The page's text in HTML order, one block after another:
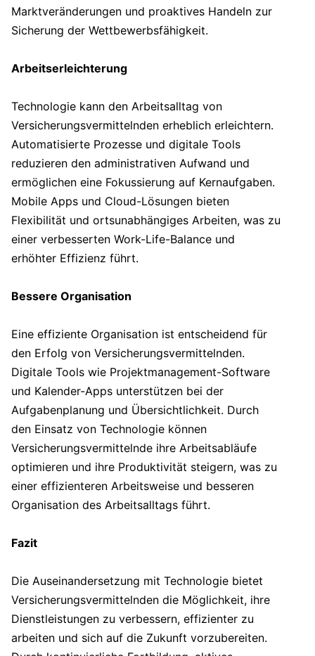
Marktveränderungen und proaktives Handeln zur
Sicherung der Wettbewerbsfähigkeit.
Arbeitserleichterung
Technologie kann den Arbeitsalltag von
Versicherungsvermittelnden erheblich erleichtern.
Automatisierte Prozesse und digitale Tools
reduzieren den administrativen Aufwand und
ermöglichen eine Fokussierung auf Kernaufgaben.
Mobile Apps und Cloud-Lösungen bieten
Flexibilität und ortsunabhängiges Arbeiten, was zu
einer verbesserten Work-Life-Balance und
erhöhter Effizienz führt.
Bessere Organisation
Eine effiziente Organisation ist entscheidend für
den Erfolg von Versicherungsvermittelnden.
Digitale Tools wie Projektmanagement-Software
und Kalender-Apps unterstützen bei der
Aufgabenplanung und Übersichtlichkeit. Durch
den Einsatz von Technologie können
Versicherungsvermittelnde ihre Arbeitsabläufe
optimieren und ihre Produktivität steigern, was zu
einer effizienteren Arbeitsweise und besseren
Organisation des Arbeitsalltags führt.
Fazit
Die Auseinandersetzung mit Technologie bietet
Versicherungsvermittelnden die Möglichkeit, ihre
Dienstleistungen zu verbessern, effizienter zu
arbeiten und sich auf die Zukunft vorzubereiten.